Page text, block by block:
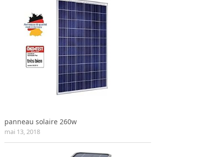
panneau solaire 260w
mai 13, 2018